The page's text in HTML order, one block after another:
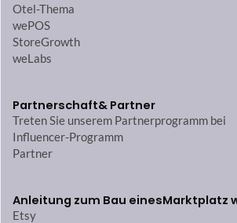
Otel-Thema
wePOS
StoreGrowth
weLabs
Partnerschaft& Partner
Treten Sie unserem Partnerprogramm bei
Influencer-Programm
Partner
Anleitung zum Bau einesMarktplatz
Etsy